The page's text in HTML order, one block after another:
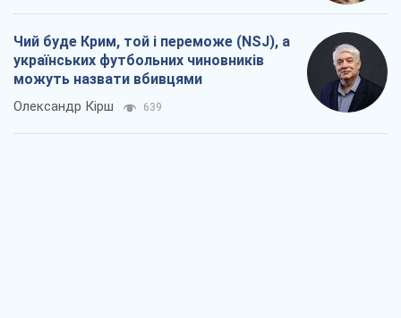
Чий буде Крим, той і переможе (NSJ), а
українських футбольних чиновників
можуть назвати вбивцями
Олександр Кірш 639